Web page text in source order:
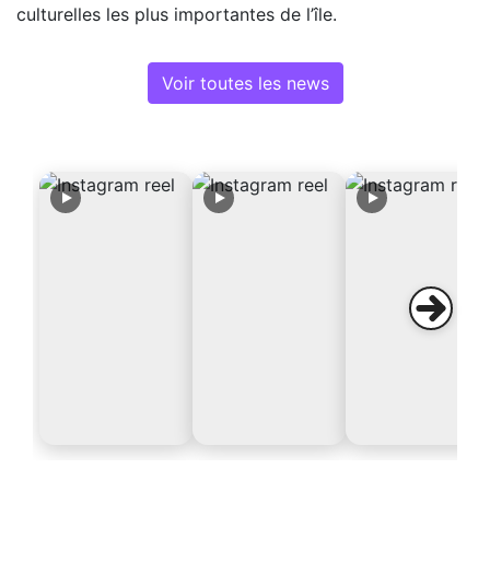
culturelles les plus importantes de l’île.
Voir toutes les news